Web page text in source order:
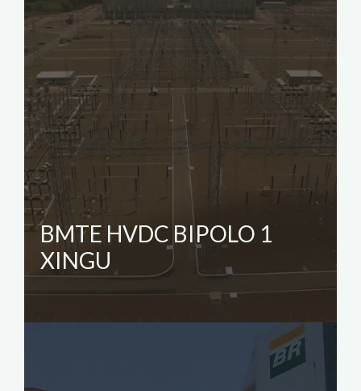
BMTE HVDC BIPOLO 1
XINGU